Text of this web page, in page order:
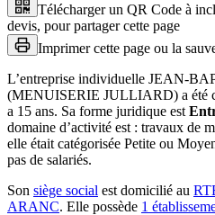
Télécharger un QR Code à
devis, pour partager cette page
Imprimer cette page ou la
L’entreprise individuelle JEAN-
(MENUISERIE JULLIARD) a été
a 15 ans. Sa forme juridique est
domaine d’activité est : travaux de
elle était catégorisée Petite ou
pas de salariés.
Son siège social est domicilié au
ARANC. Elle possède 1